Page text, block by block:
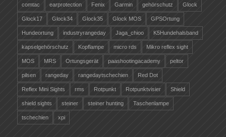
comtac earprotection Fenix Garmin gehörschutz Glock
Glock17 Glock34 Glock35 Glock MOS GPSOrtung
Hundeortung industryrangeday Jaga_chioo K5Hundehalsband
kapselgehörschutz Kopflampe micro rds Mikro reflex sight
MOS MRS Ortungsgerät paashootingacademy peltor
pilsen rangeday rangedaytschechien Red Dot
Reflex Mini Sights rms Rotpunkt Rotpunktvisier Shield
shield sights steiner steiner hunting Taschenlampe
tschechien xpi